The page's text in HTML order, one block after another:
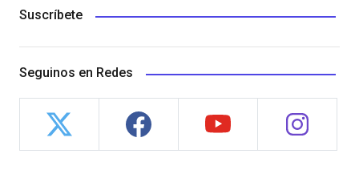
Suscríbete
Seguinos en Redes